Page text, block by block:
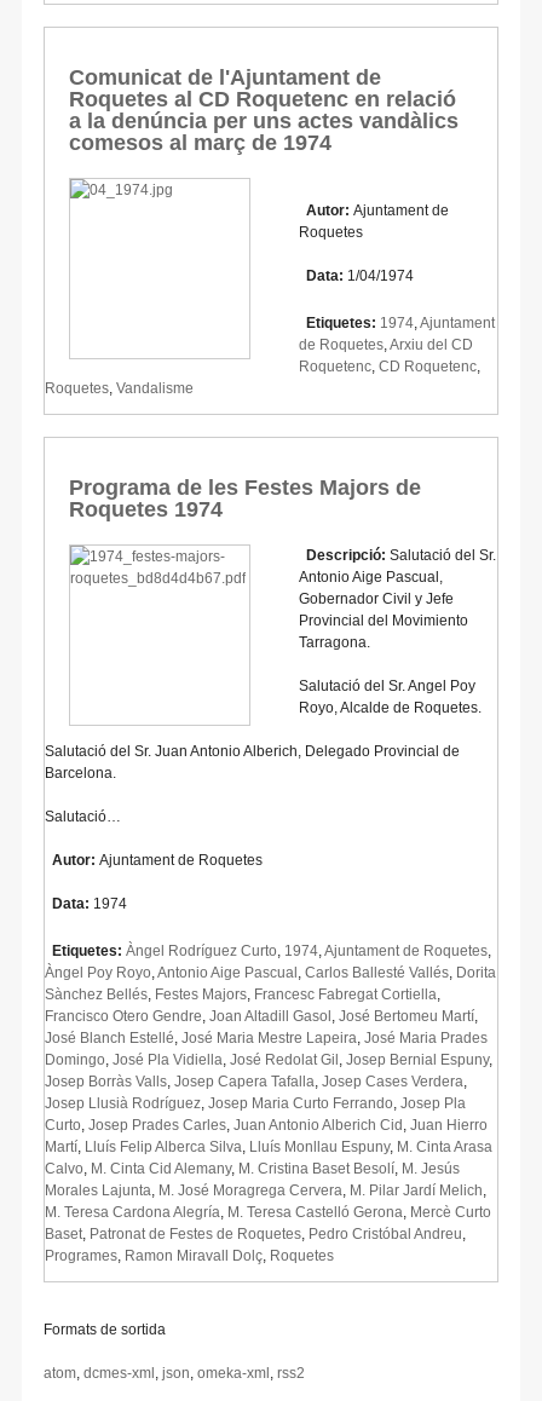
Comunicat de l'Ajuntament de
Roquetes al CD Roquetenc en relació
a la denúncia per uns actes vandàlics
comesos al març de 1974
Autor: Ajuntament de
Roquetes
Data: 1/04/1974
Etiquetes: 1974 Ajuntament
de Roquetes Arxiu del CD
Roquetenc CD Roquetenc
Roquetes Vandalisme
Programa de les Festes Majors de
Roquetes 1974
Descripció: Salutació del Sr.
Antonio Aige Pascual,
Gobernador Civil y Jefe
Provincial del Movimiento
Tarragona.
Salutació del Sr. Angel Poy
Royo, Alcalde de Roquetes.
Salutació del Sr. Juan Antonio Alberich, Delegado Provincial de
Barcelona.
Salutació…
Autor: Ajuntament de Roquetes
Data: 1974
Etiquetes: Àngel Rodríguez Curto 1974 Ajuntament de Roquetes
Àngel Poy Royo Antonio Aige Pascual Carlos Ballesté Vallés Dorita
Sànchez Bellés Festes Majors Francesc Fabregat Cortiella
Francisco Otero Gendre Joan Altadill Gasol José Bertomeu Martí
José Blanch Estellé José Maria Mestre Lapeira José Maria Prades
Domingo José Pla Vidiella José Redolat Gil Josep Bernial Espuny,
Josep Borràs Valls Josep Capera Tafalla Josep Cases Verdera
Josep Llusià Rodríguez Josep Maria Curto Ferrando Josep Pla
Curto Josep Prades Carles Juan Antonio Alberich Cid Juan Hierro
Martí Lluís Felip Alberca Silva Lluís Monllau Espuny, M. Cinta Arasa
Calvo M. Cinta Cid Alemany, M. Cristina Baset Besolí M. Jesús
Morales Lajunta M. José Moragrega Cervera M. Pilar Jardí Melich
M. Teresa Cardona Alegría M. Teresa Castelló Gerona Mercè Curto
Baset Patronat de Festes de Roquetes Pedro Cristóbal Andreu
Programes Ramon Miravall Dolç Roquetes
Formats de sortida
atom dcmes-xml json omeka-xml rss2